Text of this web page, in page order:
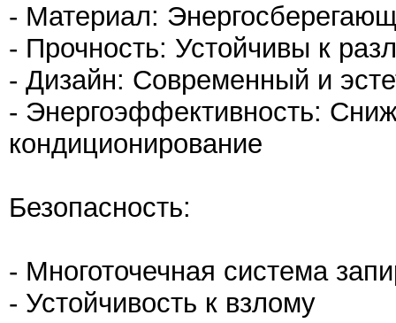
- Материал:
- Прочность: Устойчивы к
- Дизайн: Современный и
- Энергоэффективность:
кондиционирование
Безопасность:
- Многоточечная система
- Устойчивость к взлому